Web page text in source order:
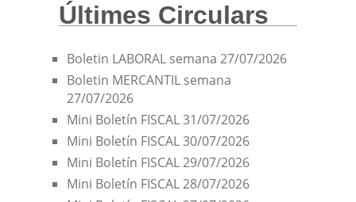
Últimes Circulars
Boletin LABORAL semana 27/07/2026
Boletin MERCANTIL semana
27/07/2026
Mini Boletín FISCAL 31/07/2026
Mini Boletín FISCAL 30/07/2026
Mini Boletín FISCAL 29/07/2026
Mini Boletín FISCAL 28/07/2026